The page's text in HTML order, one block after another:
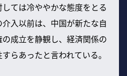
ては冷ややかな態度をとる
入以前は、中国が新たな自
成立を静観し、経済関係の
らあったと言われている。